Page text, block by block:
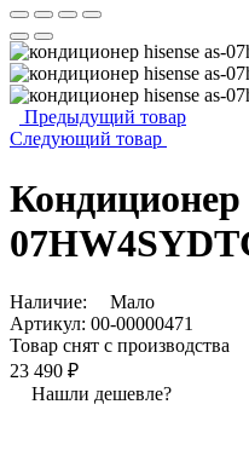
Предыдущий товар
Следующий товар
Кондиционер
Наличие:
Мало
Артикул: 00-00000471
Товар снят с производства
23 490 ₽
Нашли дешевле?